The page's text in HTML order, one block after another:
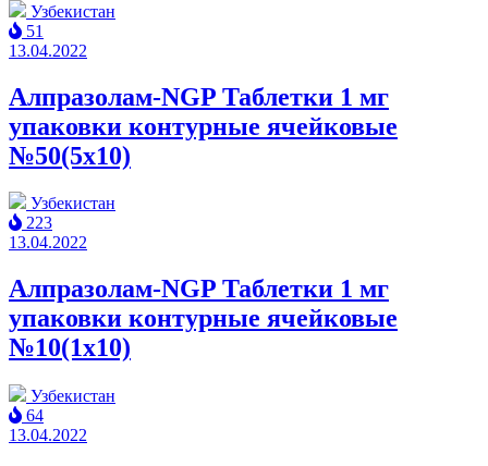
Узбекистан
51
13.04.2022
Алпразолам-NGP Таблетки 1 мг
упаковки контурные ячейковые
№50(5x10)
Узбекистан
223
13.04.2022
Алпразолам-NGP Таблетки 1 мг
упаковки контурные ячейковые
№10(1x10)
Узбекистан
64
13.04.2022